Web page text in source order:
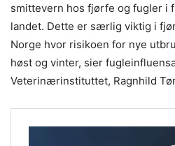
smittevern hos fjørfe og fugler i
landet. Dette er særlig viktig i
Norge hvor risikoen for nye
høst og vinter, sier
Veterinærinstituttet, Ragnhild